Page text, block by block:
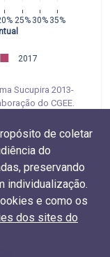
25% 30% 35%
2017
Sucupira 2013-
do CGEE.
de coletar
do
preservando
individualização.
e como os
dos sites do